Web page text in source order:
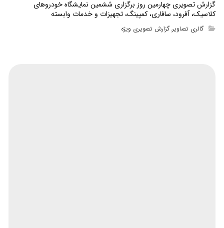
گزارش تصویری چهارمین روز برگزاری ششمین نمایشگاه خودروهای
کلاسیک، آفرود، سافاری، کمپینگ، تجهیزات و خدمات وابسته
گالری تصاویر,گزارش تصویری ویژه